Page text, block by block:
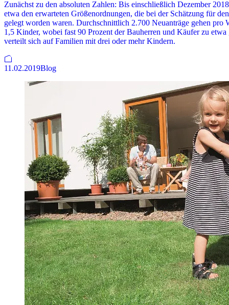
Zunächst zu den absoluten Zahlen: Bis einschließlich Dezember
etwa den erwarteten Größenordnungen, die bei der Schätzung für
gelegt worden waren. Durchschnittlich 2.700 Neuanträge gehen
1,5 Kinder, wobei fast 90 Prozent der Bauherren und Käufer zu
verteilt sich auf Familien mit drei oder mehr Kindern.
11.02.2019Blog